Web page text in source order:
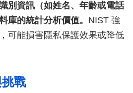
別資訊（如姓名、年齡或電話
庫的統計分析價值。 NIST 強
可能損害隱私保護效果或降低
戰